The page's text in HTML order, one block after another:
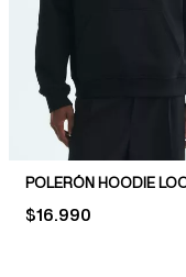
PRICE:
$16.990